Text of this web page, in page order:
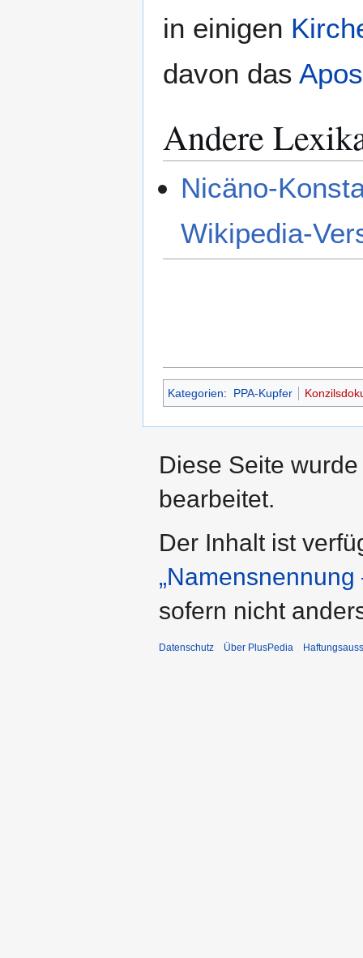
in einigen
davon das
Andere
Nicäno-
Wikipedia-
Kategorien: PPA-Kupfer
Diese Seite
bearbeitet.
Der Inhalt ist
sofern nicht
Datenschutz Über PlusPedia